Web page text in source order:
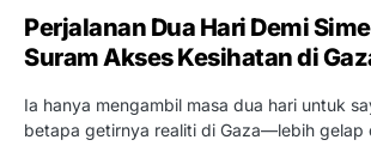
Perjalanan Dua Hari Demi
Suram Akses Kesihatan di
Ia hanya mengambil masa dua hari untuk
betapa getirnya realiti di Gaza—lebih gelap